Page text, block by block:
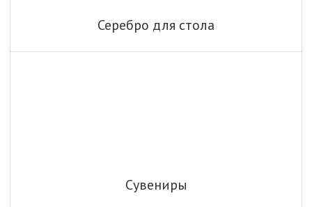
Серебро для стола
Сувениры